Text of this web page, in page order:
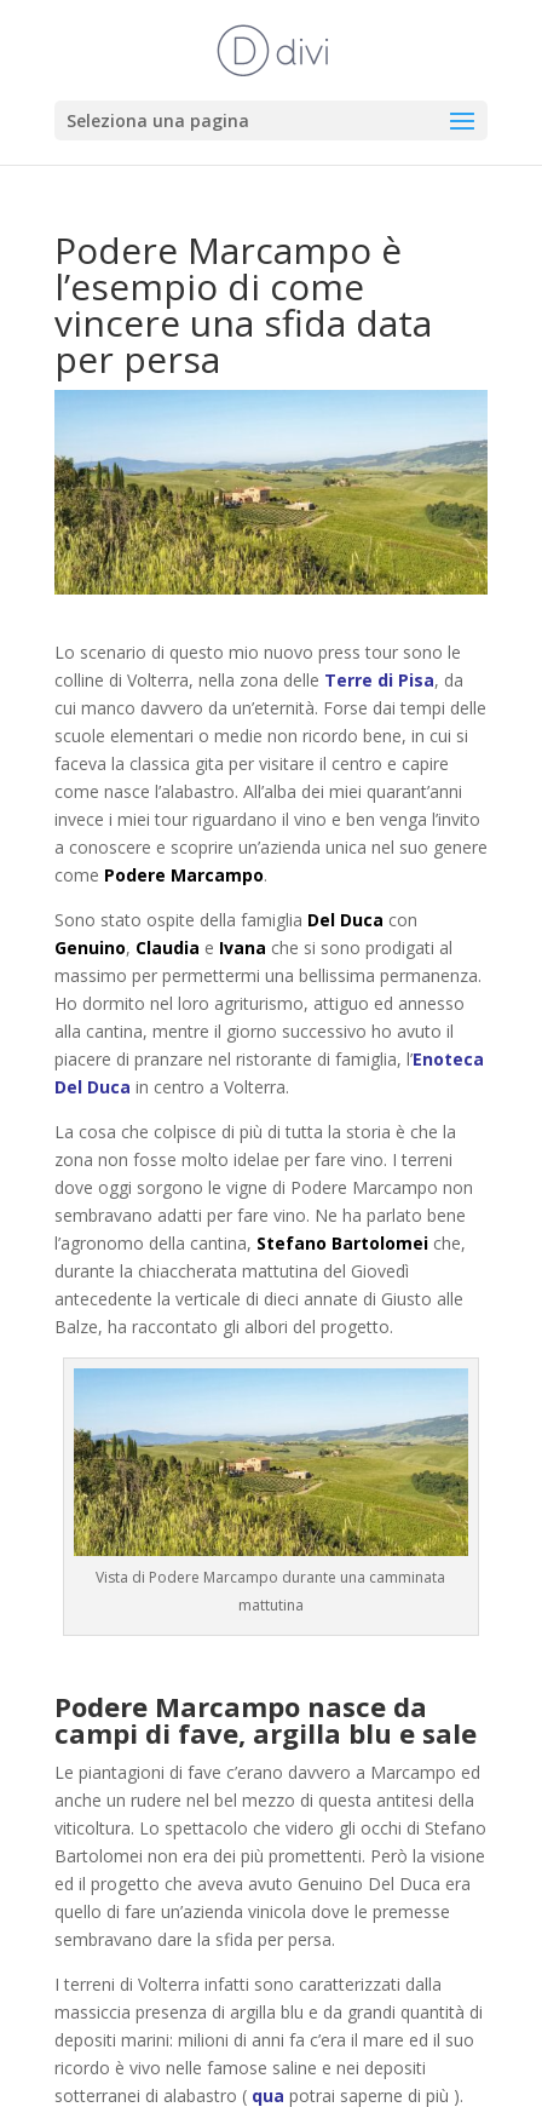
Seleziona una pagina
Podere Marcampo è
l’esempio di come
vincere una sfida data
per persa
Lo scenario di questo mio nuovo press tour sono le
colline di Volterra, nella zona delle Terre di Pisa, da
cui manco davvero da un’eternità. Forse dai tempi delle
scuole elementari o medie non ricordo bene, in cui si
faceva la classica gita per visitare il centro e capire
come nasce l’alabastro. All’alba dei miei quarant’anni
invece i miei tour riguardano il vino e ben venga l’invito
a conoscere e scoprire un’azienda unica nel suo genere
come Podere Marcampo.
Sono stato ospite della famiglia Del Duca con
Genuino, Claudia e Ivana che si sono prodigati al
massimo per permettermi una bellissima permanenza.
Ho dormito nel loro agriturismo, attiguo ed annesso
alla cantina, mentre il giorno successivo ho avuto il
piacere di pranzare nel ristorante di famiglia, l’Enoteca
Del Duca in centro a Volterra.
La cosa che colpisce di più di tutta la storia è che la
zona non fosse molto idelae per fare vino. I terreni
dove oggi sorgono le vigne di Podere Marcampo non
sembravano adatti per fare vino. Ne ha parlato bene
l’agronomo della cantina, Stefano Bartolomei che,
durante la chiaccherata mattutina del Giovedì
antecedente la verticale di dieci annate di Giusto alle
Balze, ha raccontato gli albori del progetto.
Vista di Podere Marcampo durante una camminata
mattutina
Podere Marcampo nasce da
campi di fave, argilla blu e sale
Le piantagioni di fave c’erano davvero a Marcampo ed
anche un rudere nel bel mezzo di questa antitesi della
viticoltura. Lo spettacolo che videro gli occhi di Stefano
Bartolomei non era dei più promettenti. Però la visione
ed il progetto che aveva avuto Genuino Del Duca era
quello di fare un’azienda vinicola dove le premesse
sembravano dare la sfida per persa.
I terreni di Volterra infatti sono caratterizzati dalla
massiccia presenza di argilla blu e da grandi quantità di
depositi marini: milioni di anni fa c’era il mare ed il suo
ricordo è vivo nelle famose saline e nei depositi
sotterranei di alabastro ( qua potrai saperne di più ).